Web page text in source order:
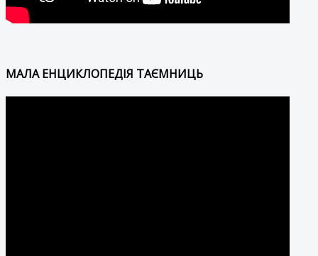
МАЛА ЕНЦИКЛОПЕДІЯ ТАЄМНИЦЬ